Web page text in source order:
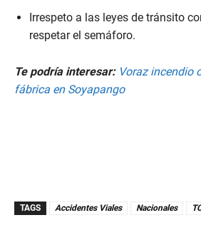
Irrespeto a las leyes de tránsito
respetar el semáforo.
Te podría interesar: Voraz incendio
fábrica en Soyapango
TAGS Accidentes Viales Nacionales